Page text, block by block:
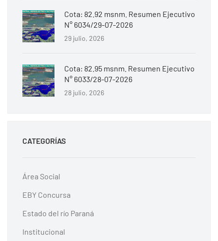
Cota: 82.92 msnm. Resumen Ejecutivo
N° 6034/29-07-2026
29 julio, 2026
Cota: 82.95 msnm. Resumen Ejecutivo
N° 6033/28-07-2026
28 julio, 2026
CATEGORÍAS
Área Social
EBY Concursa
Estado del río Paraná
Institucional